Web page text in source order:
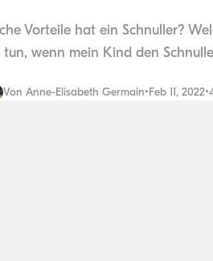
Vorteile hat ein Schnuller?
wenn mein Kind den
Von Anne-Elisabeth Germain•Feb 11, 2022•